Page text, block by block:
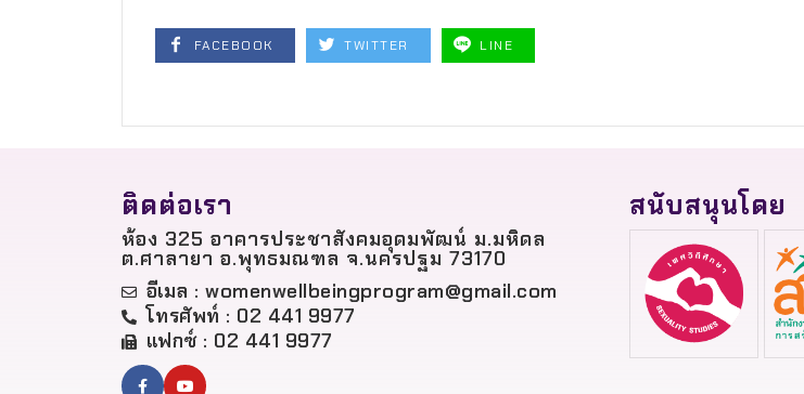
FACEBOOK TWITTER LINE
ติดต่อเรา
ห้อง 325 อาคารประชาสังคมอุดมพัฒน์ ม.มหิดล
ต.ศาลายา อ.พุทธมณฑล จ.นครปฐม 73170
อีเมล : womenwellbeingprogram@gmail.com
โทรศัพท์ : 02 441 9977
แฟกซ์ : 02 441 9977
สนับสนุนโดย